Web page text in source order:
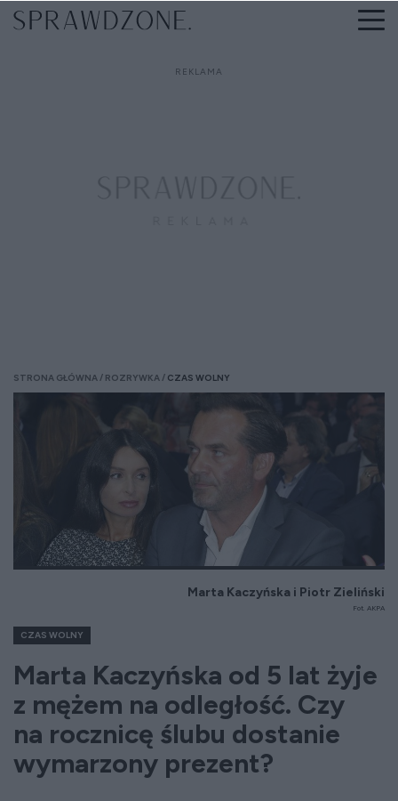
STRONA GŁÓWNA ROZRYWKA CZAS WOLNY
Marta Kaczyńska i Piotr Zieliński
Fot. AKPA
CZAS WOLNY
Marta Kaczyńska od 5 lat żyje
z mężem na odległość. Czy
na rocznicę ślubu dostanie
wymarzony prezent?